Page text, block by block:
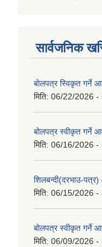
सार्वजनिक
बाेलपत्र स्विकृत गर्ने
मिति: 06/22/2026 -
बोलपत्र स्वीकृत गर्ने
मिति: 06/16/2026 -
शिलबन्दी(दरभाउ-
मिति: 06/15/2026 -
बोलपत्र स्वीकृत गर्ने
मिति: 06/09/2026 -